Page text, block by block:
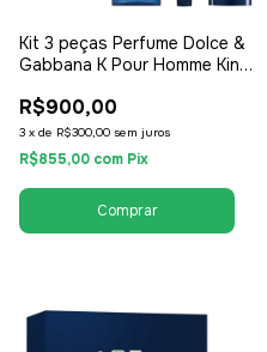
Kit 3 peças Perfume Dolce &
Gabbana K Pour Homme King
+ Shower Gel + Desodorante
- EDT Eau de Toilette -
Masculino
R$900,00
3 x de R$300,00 sem juros
R$855,00 com Pix